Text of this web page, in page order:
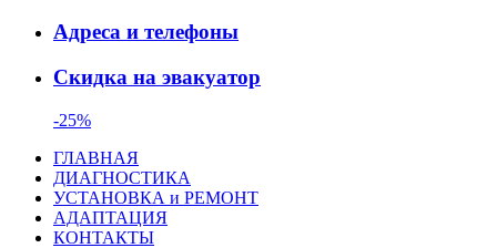
Адреса и телефоны
Скидка на эвакуатор
-25%
ГЛАВНАЯ
ДИАГНОСТИКА
УСТАНОВКА и РЕМОНТ
АДАПТАЦИЯ
КОНТАКТЫ